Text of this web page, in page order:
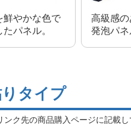
鮮やかな色で
パネル。
高級感
発泡パネ
タイプ
ンク先の商品購入ページに記載し